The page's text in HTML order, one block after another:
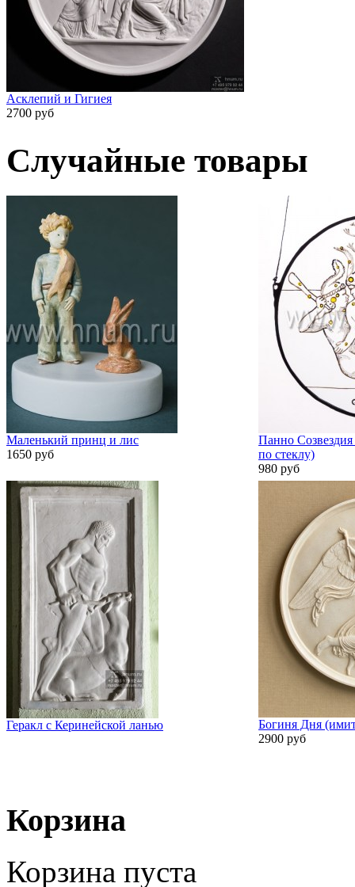
Асклепий и Гигиея
2700 руб
Случайные товары
Маленький принц и лис
1650 руб
Панно
по стеклу)
980 руб
Геракл с Керинейской ланью
Богиня Дня
2900 руб
Корзина
Корзина пуста